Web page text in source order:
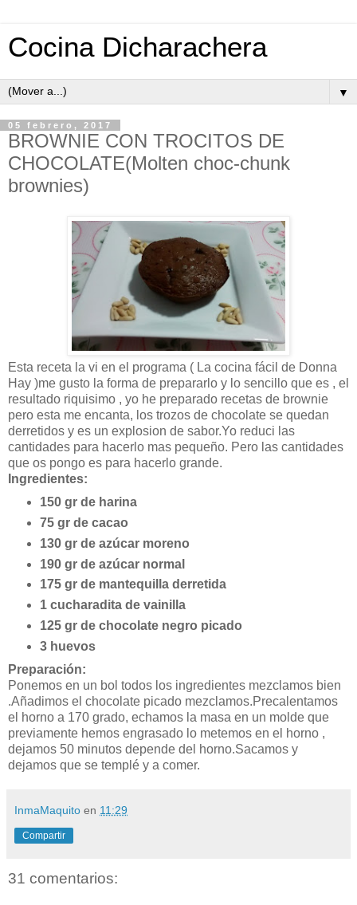
Cocina Dicharachera
▼
05 febrero, 2017
BROWNIE CON TROCITOS DE
CHOCOLATE(Molten choc-chunk
brownies)
Esta receta la vi en el programa ( La cocina fácil de Donna
Hay )me gusto la forma de prepararlo y lo sencillo que es , el
resultado riquisimo , yo he preparado recetas de brownie
pero esta me encanta, los trozos de chocolate se quedan
derretidos y es un explosion de sabor.Yo reduci las
cantidades para hacerlo mas pequeño. Pero las cantidades
que os pongo es para hacerlo grande.
Ingredientes:
150 gr de harina
75 gr de cacao
130 gr de azúcar moreno
190 gr de azúcar normal
175 gr de mantequilla derretida
1 cucharadita de vainilla
125 gr de chocolate negro picado
3 huevos
Preparación:
Ponemos en un bol todos los ingredientes mezclamos bien
.Añadimos el chocolate picado mezclamos.Precalentamos
el horno a 170 grado, echamos la masa en un molde que
previamente hemos engrasado lo metemos en el horno ,
dejamos 50 minutos depende del horno.Sacamos y
dejamos que se templé y a comer.
InmaMaquito en 11:29
Compartir
31 comentarios: